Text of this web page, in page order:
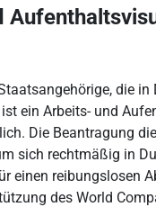
die in
ein Arbeits- und
Die Beantragung
sich rechtmäßig in
einen reibungslosen
des World